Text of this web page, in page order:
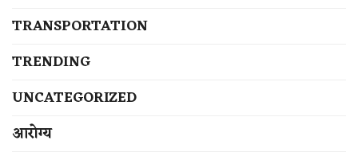
TRANSPORTATION
TRENDING
UNCATEGORIZED
आरोग्य